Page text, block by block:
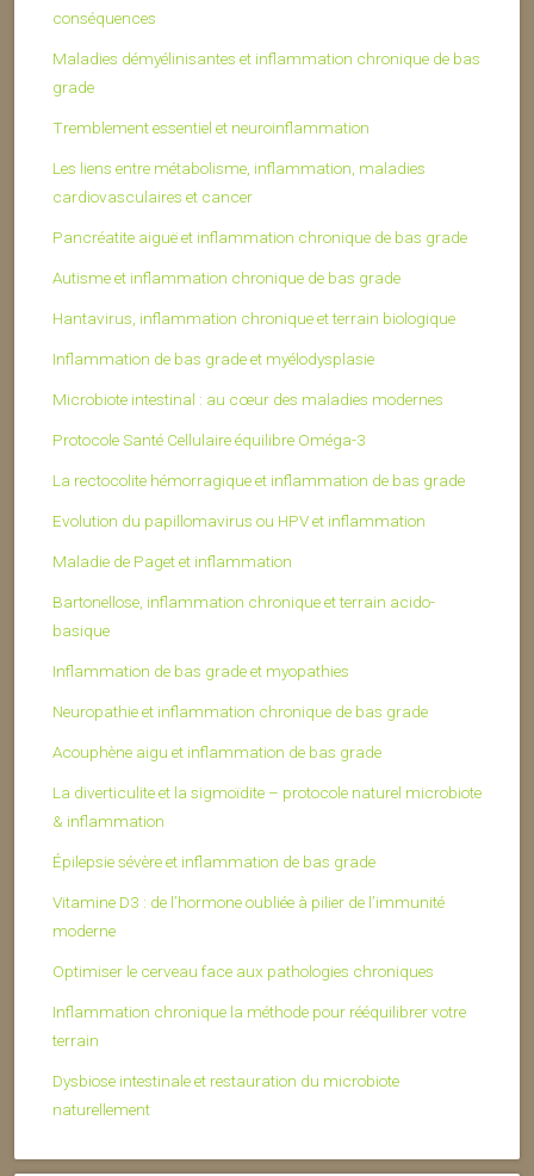
conséquences
Maladies démyélinisantes et inflammation chronique de bas
grade
Tremblement essentiel et neuroinflammation
Les liens entre métabolisme, inflammation, maladies
cardiovasculaires et cancer
Pancréatite aiguë et inflammation chronique de bas grade
Autisme et inflammation chronique de bas grade
Hantavirus, inflammation chronique et terrain biologique
Inflammation de bas grade et myélodysplasie
Microbiote intestinal : au cœur des maladies modernes
Protocole Santé Cellulaire équilibre Oméga-3
La rectocolite hémorragique et inflammation de bas grade
Evolution du papillomavirus ou HPV et inflammation
Maladie de Paget et inflammation
Bartonellose, inflammation chronique et terrain acido-
basique
Inflammation de bas grade et myopathies
Neuropathie et inflammation chronique de bas grade
Acouphène aigu et inflammation de bas grade
La diverticulite et la sigmoïdite – protocole naturel microbiote
& inflammation
Épilepsie sévère et inflammation de bas grade
Vitamine D3 : de l’hormone oubliée à pilier de l’immunité
moderne
Optimiser le cerveau face aux pathologies chroniques
Inflammation chronique la méthode pour rééquilibrer votre
terrain
Dysbiose intestinale et restauration du microbiote
naturellement